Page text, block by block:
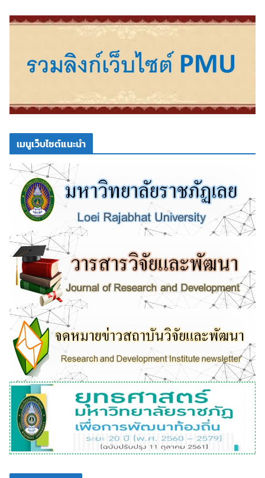
เมนูเว็บไซต์แนะนำ